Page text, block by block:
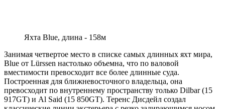
Яхта Blue, длина - 158м
Занимая четвертое место в списке самых длинных яхт мира,
Blue от Lürssen настолько объемна, что по валовой
вместимости превосходит все более длинные суда.
Построенная для ближневосточного владельца, она
превосходит по внутреннему пространству только Dilbar (15
917GT) и Al Said (15 850GT). Теренс Дисдейл создал